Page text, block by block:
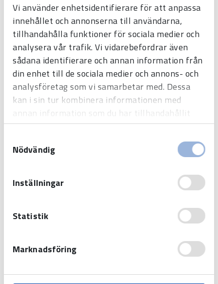
Vi använder enhetsidentifierare för att anpassa
innehållet och annonserna till användarna,
tillhandahålla funktioner för sociala medier och
analysera vår trafik. Vi vidarebefordrar även
sådana identifierare och annan information från
din enhet till de sociala medier och annons- och
analysföretag som vi samarbetar med. Dessa
kan i sin tur kombinera informationen med
annan information som du har tillhandahållit
eller som de har samlat in när du har använt
Nödvändig
Inställningar
Statistik
Marknadsföring
TELEPHONE NUMBER
E-MAIL ADDRESS *
MESSAGE